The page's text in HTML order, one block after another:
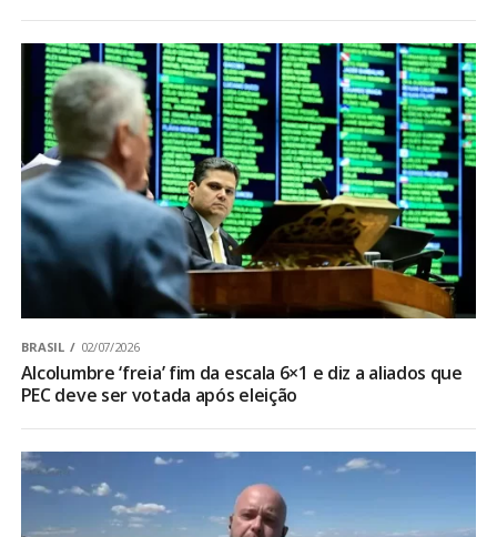
BRASIL 02/07/2026
Alcolumbre ‘freia’ fim da escala 6×1 e diz a aliados que
PEC deve ser votada após eleição